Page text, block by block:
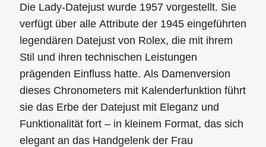
Die Lady‑Datejust wurde 1957 vorgestellt. Sie
verfügt über alle Attribute der 1945 eingeführten
legendären Datejust von Rolex, die mit ihrem
Stil und ihren technischen Leistungen
prägenden Einfluss hatte. Als Damenversion
dieses Chronometers mit Kalenderfunktion führt
sie das Erbe der Datejust mit Eleganz und
Funktionalität fort – in kleinem Format, das sich
elegant an das Handgelenk der Frau